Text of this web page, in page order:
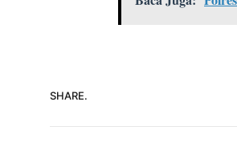
SHARE.